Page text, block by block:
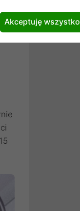
Akceptuję wszystko